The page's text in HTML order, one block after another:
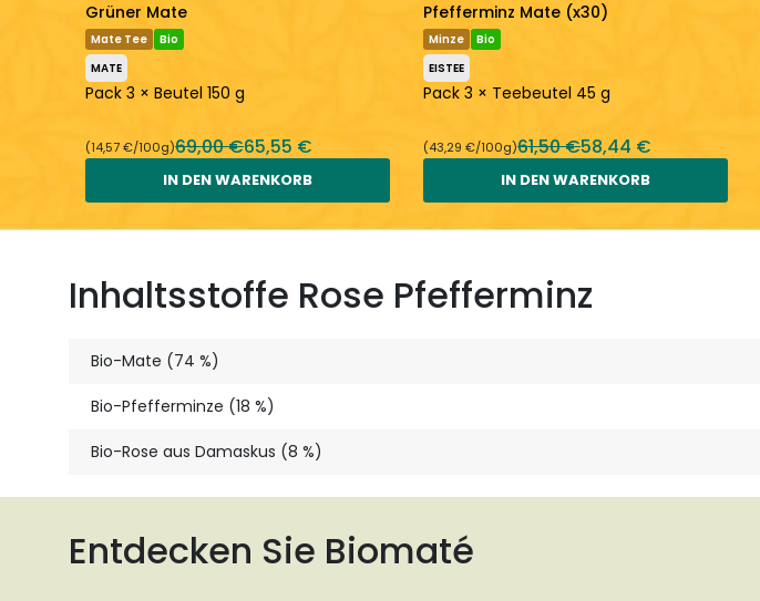
Grüner Mate
Mate Tee
Bio
MATE
Pack 3 × Beutel 150 g
(14,57 €/100g)69,00 €65,55 €
IN DEN WARENKORB
Pfefferminz Mate (x30)
Minze
Bio
EISTEE
Pack 3 × Teebeutel 45 g
(43,29 €/100g)61,50 €58,44 €
IN DEN WARENKORB
Inhaltsstoffe Rose Pfefferminz
Bio-Mate (74 %)
Bio-Pfefferminze (18 %)
Bio-Rose aus Damaskus (8 %)
Entdecken Sie Biomaté